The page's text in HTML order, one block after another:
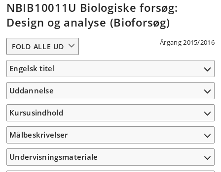
NBIB10011U Biologiske forsøg:
Design og analyse (Bioforsøg)
Årgang 2015/2016
FOLD ALLE UD
Engelsk titel
Uddannelse
Kursusindhold
Målbeskrivelser
Undervisningsmateriale